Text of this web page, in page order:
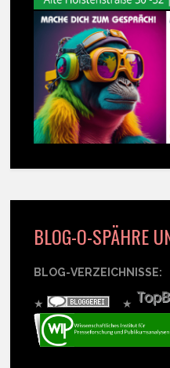
BLOG-O-SPÄHRE
BLOG-VERZEICHNISSE:
★ ★